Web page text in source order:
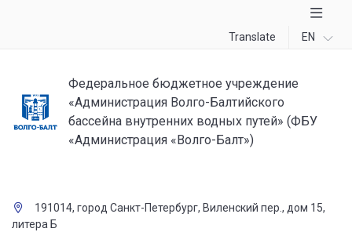
Translate EN
Федеральное бюджетное учреждение
«Администрация Волго-Балтийского
бассейна внутренних водных путей» (ФБУ
«Администрация «Волго-Балт»)
191014, город Санкт-Петербург, Виленский пер., дом 15,
литера Б